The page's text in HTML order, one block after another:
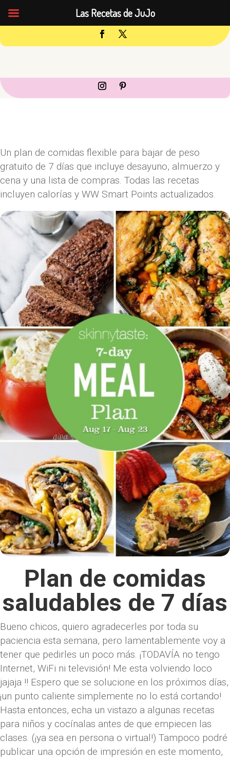
Un plan de comidas flexible para bajar de peso
gratuito de 7 días que incluye desayuno, almuerzo y
cena y una lista de compras. Todas las recetas
incluyen calorías y WW Smart Points actualizados.
Plan de comidas
saludables de 7 días
Bueno chicos, quiero agradecerles por toda su
paciencia esta semana, pero lamentablemente voy a
tener que pedirles un poco más. ¡TODAVÍA no tengo
Internet, WiFi ni televisión! Me esta volviendo loco
jajaja !! Espero que se solucione en los próximos días,
¡un punto caliente simplemente no lo está cortando!
Hasta entonces, echa un vistazo a algunas recetas
para niños y cocínalas antes de que empiecen las
clases. (¡ya sea en persona o virtual!) Tampoco podré
publicar una opción de impresión en este momento,
Las Recetas de JuJo